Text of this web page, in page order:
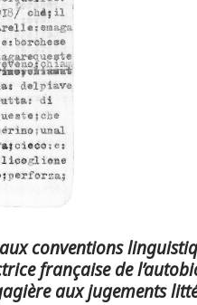
conventions
française de
aux jugements